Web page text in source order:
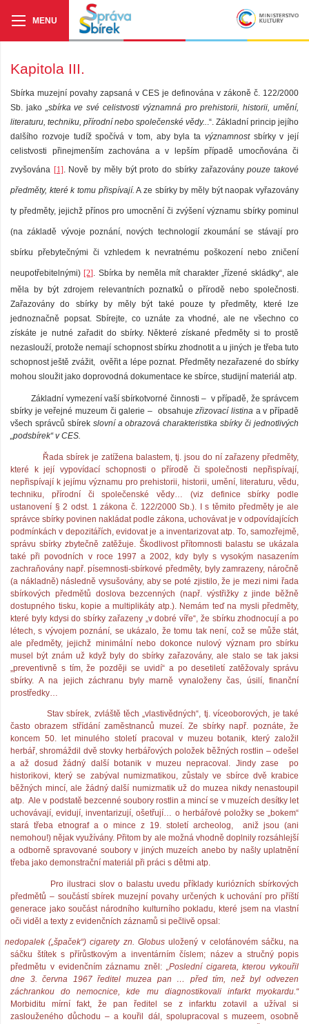
Kapitola III.
Sbírka muzejní povahy zapsaná v CES je definována v zákoně č. 122/2000
Sb. jako
„sbírka ve své celistvosti významná pro prehistorii, historii, umění,
literaturu, techniku, přírodní nebo společenské vědy.. .“. Základní princip jejího
dalšího rozvoje tudíž spočívá v tom, aby byla ta významnost sbírky v její
celistvosti přinejmenším zachována a v lepším případě umocňována či
zvyšována [1]. Nově by měly být proto do sbírky zařazoványpouze takové
předměty, které k tomu přispívají. A ze sbírky by měly být naopak vyřazovány
ty předměty, jejichž přínos pro umocnění či zvýšení významu sbírky pominul
(na základě vývoje poznání, nových technologií zkoumání se stávají pro
sbírku přebytečnými či vzhledem k nevratnému poškození nebo zničení
neupotřebitelnými)[2] . Sbírka by neměla mít charakter „řízené skládky“, ale
měla by být zdrojem relevantních poznatků o přírodě nebo společnosti.
Zařazovány do sbírky by měly být také pouze ty předměty, které lze
jednoznačně popsat. Sbírejte, co uznáte za vhodné, ale ne všechno co
získáte je nutné zařadit do sbírky. Některé získané předměty si to prostě
nezaslouží, protože nemají schopnost sbírku zhodnotit a u jiných je třeba tuto
schopnost ještě zvážit, ověřit a lépe poznat. Předměty nezařazené do sbírky
mohou sloužit jako doprovodná dokumentace ke sbírce, studijní materiál atp.
Základní vymezení vaší sbírkotvorné činnosti – v případě, že správcem
sbírky je veřejné muzeum či galerie – obsahujezřizovací listinaa v případě
všech správců sbírek slovní a obrazová charakteristika sbírky či jednotlivých
„podsbírek“ v CES.
Řada sbírek je zatížena balastem, tj. jsou do ní zařazeny předměty,
které k její vypovídací schopnosti o přírodě či společnosti nepřispívají,
nepřispívají k jejímu významu pro prehistorii, historii, umění, literaturu, vědu,
techniku, přírodní či společenské vědy… (viz definice sbírky podle
ustanovení § 2 odst. 1 zákona č. 122/2000 Sb.). I s těmito předměty je ale
správce sbírky povinen nakládat podle zákona, uchovávat je v odpovídajících
podmínkách v depozitářích, evidovat je a inventarizovat atp. To, samozřejmě,
správu sbírky zbytečně zatěžuje. Škodlivost přítomnosti balastu se ukázala
také při povodních v roce 1997 a 2002, kdy byly s vysokým nasazením
zachraňovány např. písemnosti-sbírkové předměty, byly zamrazeny, náročně
(a nákladně) následně vysušovány, aby se poté zjistilo, že je mezi nimi řada
sbírkových předmětů doslova bezcenných (např. výstřižky z jinde běžně
dostupného tisku, kopie a multiplikáty atp.). Nemám teď na mysli předměty,
které byly kdysi do sbírky zařazeny „v dobré víře“, že sbírku zhodnocují a po
létech, s vývojem poznání, se ukázalo, že tomu tak není, což se může stát,
ale předměty, jejichž minimální nebo dokonce nulový význam pro sbírku
musel být znám už když byly do sbírky zařazovány, ale stalo se tak jaksi
„preventivně s tím, že později se uvidí“ a po desetiletí zatěžovaly správu
sbírky. A na jejich záchranu byly marně vynaloženy čas, úsilí, finanční
prostředky…
Stav sbírek, zvláště těch „vlastivědných“, tj. víceoborových, je také
často obrazem střídání zaměstnanců muzeí. Ze sbírky např. poznáte, že
koncem 50. let minulého století pracoval v muzeu botanik, který založil
herbář, shromáždil dvě stovky herbářových položek běžných rostlin – odešel
a až dosud žádný další botanik v muzeu nepracoval. Jindy zase
po
historikovi, který se zabýval numizmatikou, zůstaly ve sbírce dvě krabice
běžných mincí, ale žádný další numizmatik už do muzea nikdy nenastoupil
atp. Ale v podstatě bezcenné soubory rostlin a mincí se v muzeích desítky let
uchovávají, evidují, inventarizují, ošetřují… o herbářové položky se „bokem“
stará třeba etnograf a o mince z 19. století archeolog,
aniž jsou (ani
nemohou!) nějak využívány. Přitom by ale možná vhodně doplnily rozsáhlejší
a odborně spravované soubory v jiných muzeích anebo by našly uplatnění
třeba jako demonstrační materiál při práci s dětmi atp.
Pro ilustraci slov o balastu uvedu příklady kuriózních sbírkových
předmětů – součástí sbírek muzejní povahy určených k uchování pro příští
generace jako součást národního kulturního pokladu, které jsem na vlastní
oči viděl a texty z evidenčních záznamů si pečlivě opsal:
nedopalek („špaček“) cigarety zn. Globusuložený v celofánovém sáčku, na
sáčku štítek s přírůstkovým a inventárním číslem; název a stručný popis
předmětu v evidenčním záznamu zněl: „Poslední cigareta, kterou vykouřil
dne 3. června 1967 ředitel muzea pan … před tím, než byl odvezen
záchrankou do nemocnice, kde mu diagnostikovali infarkt myokardu.“
Morbiditu mírní fakt, že pan ředitel se z infarktu zotavil a užíval si
zaslouženého důchodu – a kouřil dál, spolupracoval s muzeem, osobně